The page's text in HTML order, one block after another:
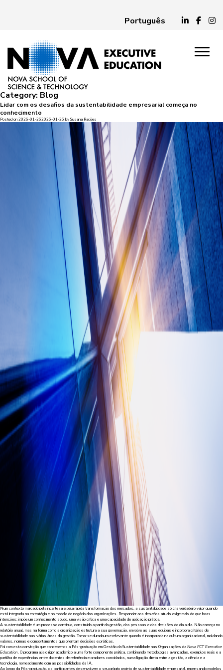
Português
Category: Blog
Lidar com os desafios da sustentabilidade empresarial começa no
conhecimento
Posted on2026-01-262026-01-26 bySusana Racões
Num contexto marcado pela incerteza e pela rápida transformação dos mercados, a sustentabilidade só cria verdadeiro valor quando
está integrada na estratégia e no modelo de negócio das organizações. Responder aos desafios atuais exige mais do que boas
intenções: impõe um conhecimento sólido, uma visão crítica e uma capacidade de aplicação prática.
A sustentabilidade é um processo contínuo, construído a partir da gestão, das pessoas e das decisões do dia a dia. Não começa no
relatório anual, mas na forma como a organização estrutura a sua governação, envolve as suas equipas e incorpora critérios de
sustentabilidade nas várias áreas da gestão. Torna-se duradoura e relevante quando é incorporada na cultura organizacional, moldando
valores, normas e comportamentos que orientam decisões e práticas.
Foi com esta convicção que concebemos a Pós-graduação em Gestão da Sustentabilidade nas Organizações daNova FCT Executive
Education. O programa alia o rigor académico a uma forte componente prática, combinando metodologias avançadas, exemplos reais e a
partilha de experiências entre docentes de referência e oradores convidados, numa ligação direta entre a gestão, a ciência e a
tecnologia, nomeadamente com as possibilidades da IA.
Ao longo da Pós-graduação, os participantes desenvolvem o seu próprio projeto de sustentabilidade empresarial, repensando modelos